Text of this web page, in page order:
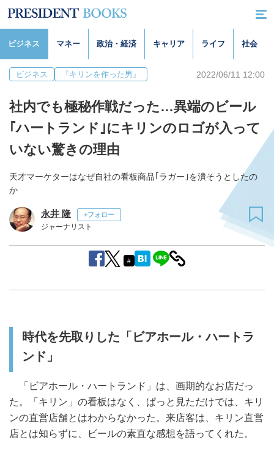
ビジネス マネー 政治・経済 キャリア ライフ 社会
ビジネス 『キリンを作った男』 2022/06/11 12:00
社内でも極秘作戦だった…異端のビール
｢ハートランド｣にキリンのロゴが入って
いない驚きの理由
天才マーケターはなぜ自社の看板商品｢ラガー｣を潰そうとしたの
か
永井 隆 +フォロー
ジャーナリスト
#
時代を先取りした「ビアホール・ハートラ
ンド」
「ビアホール・ハートランド」は、画期的なお店だっ
た。「キリン」の看板はなく、ぱっと見ただけでは、キリ
ンの直営店舗とはわからなかった。来店客は、キリン直営
店とは知らずに、ビールの素直な感想を語ってくれた。